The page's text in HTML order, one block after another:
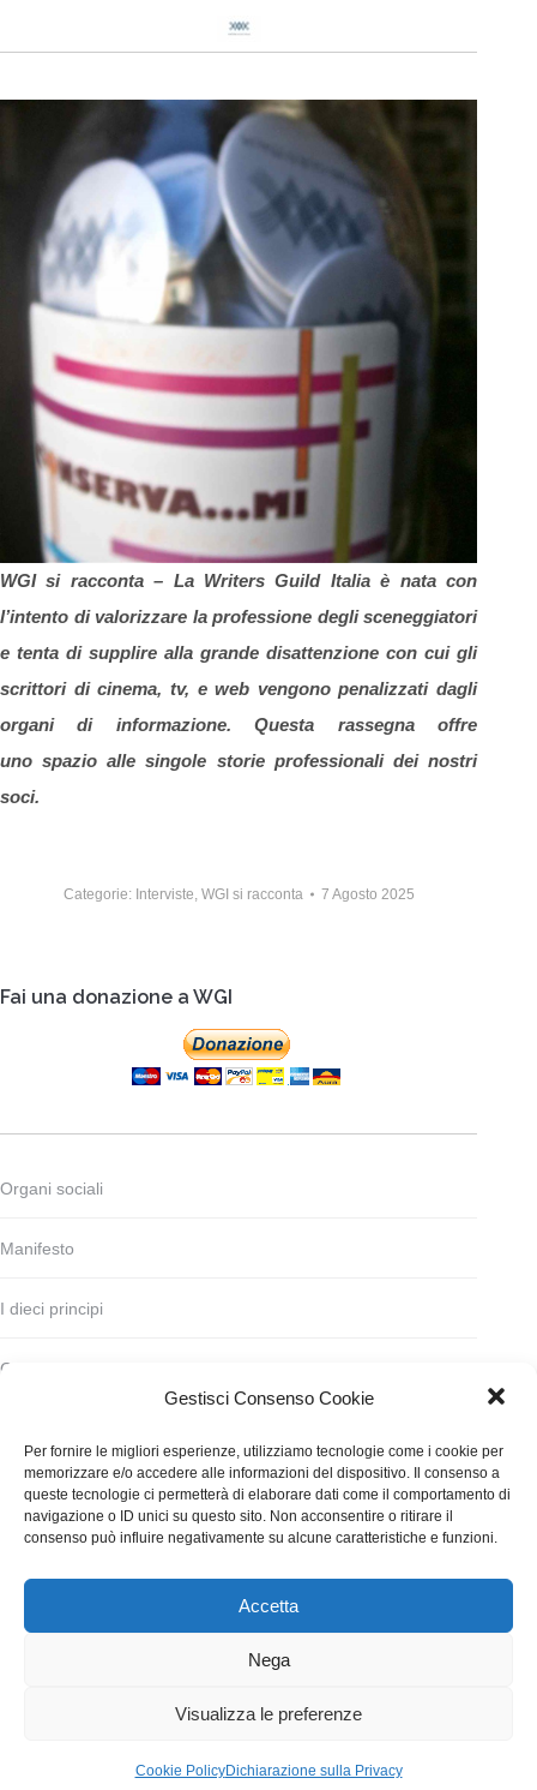
Gestisci Consenso Cookie
Per fornire le migliori esperienze, utilizziamo tecnologie come i cookie per
memorizzare e/o accedere alle informazioni del dispositivo. Il consenso a
queste tecnologie ci permetterà di elaborare dati come il comportamento di
navigazione o ID unici su questo sito. Non acconsentire o ritirare il
consenso può influire negativamente su alcune caratteristiche e funzioni.
Accetta
Nega
Visualizza le preferenze
Cookie PolicyDichiarazione sulla Privacy
WGI si racconta – La Writers Guild Italia è nata con
l’intento di valorizzare la professione degli sceneggiatori
e tenta di supplire alla grande disattenzione con cui gli
scrittori di cinema, tv, e web vengono penalizzati dagli
organi di informazione. Questa rassegna offre
uno spazio alle singole storie professionali dei nostri
soci.
Categorie: Interviste WGI si racconta 7 Agosto 2025
Fai una donazione a WGI
Organi sociali
Manifesto
I dieci principi
Codice deontologico
Finanziamento
Contatti
+39 347 2461036
WGItalia
Cookie & Privacy Policy